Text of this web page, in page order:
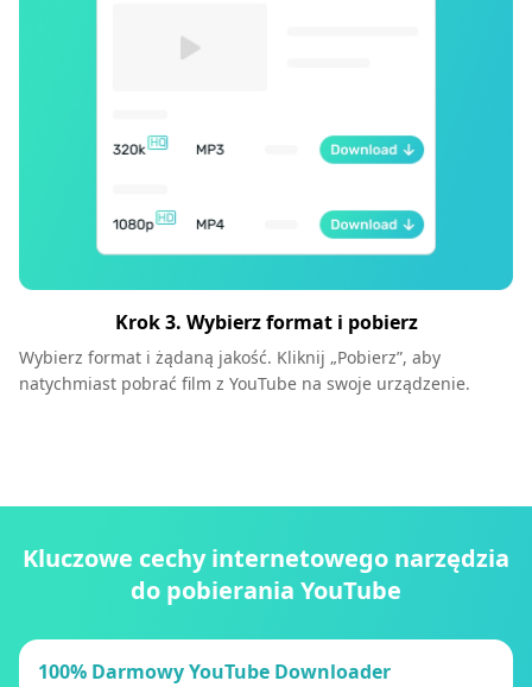
Krok 3. Wybierz format i pobierz
Wybierz format i żądaną jakość. Kliknij „Pobierz”, aby
natychmiast pobrać film z YouTube na swoje urządzenie.
Kluczowe cechy internetowego narzędzia
do pobierania YouTube
100% Darmowy YouTube Downloader